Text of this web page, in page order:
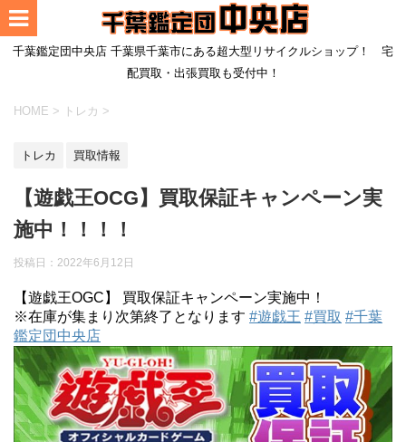
千葉鑑定団中央店 千葉県千葉市にある超大型リサイクルショップ！ 宅
配買取・出張買取も受付中！
HOME > トレカ >
トレカ 買取情報
【遊戯王OCG】買取保証キャンペーン実
施中！！！！
投稿日： 2022年6月12日
【遊戯王OGC】 買取保証キャンペーン実施中！
※在庫が集まり次第終了となります #遊戯王 #買取 #千葉
鑑定団中央店